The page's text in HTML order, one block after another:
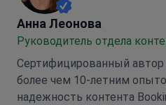
Анна Леонова
Анна Леонова
Руководитель отдела
Сертифицированный
более чем 10-летним
надежность контента